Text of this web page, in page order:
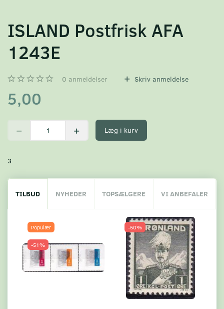
ISLAND Postfrisk AFA
1243E
0 anmeldelser Skriv anmeldelse
5,00
Læg i kurv
3
TILBUD NYHEDER TOPSÆLGERE VI ANBEFALER
Populær
-51%
-50%